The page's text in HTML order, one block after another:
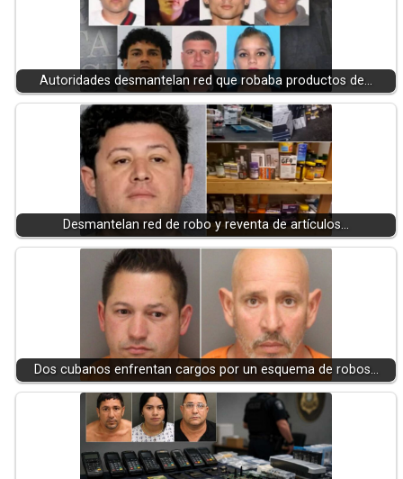
Autoridades desmantelan red que robaba productos de…
Desmantelan red de robo y reventa de artículos…
Dos cubanos enfrentan cargos por un esquema de robos…